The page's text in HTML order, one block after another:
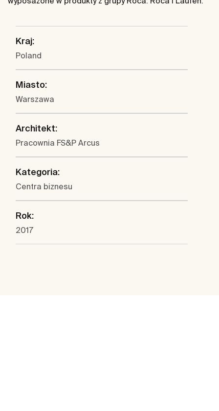
Kraj:
Poland
Miasto:
Warszawa
Architekt:
Pracownia FS&P Arcus
Kategoria:
Centra biznesu
Rok:
2017